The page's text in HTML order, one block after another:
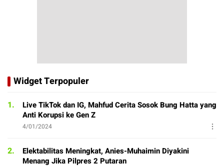
Widget Terpopuler
1.
Live TikTok dan IG, Mahfud Cerita Sosok Bung Hatta yang
Anti Korupsi ke Gen Z
4/01/2024
2.
Elektabilitas Meningkat, Anies-Muhaimin Diyakini
Menang Jika Pilpres 2 Putaran